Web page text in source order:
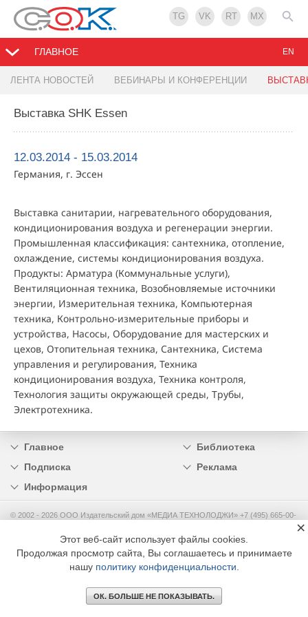
TG VK RT MX
ГЛАВНОЕ
ЛЕНТА НОВОСТЕЙ ВЕБИНАРЫ И КОНФЕРЕНЦИИ
EN
Выставка SHK Essen
12.03.2014 - 15.03.2014
Германия, г. Эссен
Выставка санитарии, нагревательного оборудования,
кондиционирования воздуха и регенерации энергии.
Промышленная классификация: сантехника, отопление,
охлаждение, системы кондиционирования воздуха.
Продукты: Арматура (Коммунальные услуги),
Вентиляционная техника, Возобновляемые источники
энергии, Измерительная техника, Компьютерная
техника, Контрольно-измерительные приборы и
устройства, Насосы, Оборудование для мастерских и
цехов, Отопительная техника, Сантехника, Система
управления и регулирования, Техника
кондиционирования воздуха, Техника контроля,
Технология защиты окружающей среды, Трубы,
Электротехника.
Главное
Библиотека
Подписка
Реклама
Информация
© 2002 - 2026 OOO Издательский дом «МЕДИА ТЕХНОЛОДЖИ» +7 (495) 665-00-
Этот веб-сайт использует файлы cookies.
Продолжая просмотр сайта, Вы соглашаетесь и принимаете
нашу политику конфиденциальности
ОК. БОЛЬШЕ НЕ ПОКАЗЫВАТЬ.
×